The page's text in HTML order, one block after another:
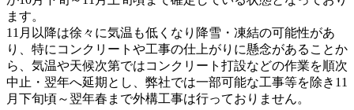
ます。
11月以降は徐々に気温も低くなり降雪・凍結の可能性があ
り、特にコンクリートや工事の仕上がりに懸念があることか
ら、気温や天候次第ではコンクリート打設などの作業を順次
中止・翌年へ延期とし、弊社では一部可能な工事等を除き11
月下旬頃～翌年春まで外構工事は行っておりません。